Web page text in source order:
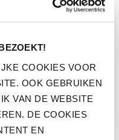
COOKIES VOOR
OOK GEBRUIKEN
VAN DE WEBSITE
DE COOKIES
EN